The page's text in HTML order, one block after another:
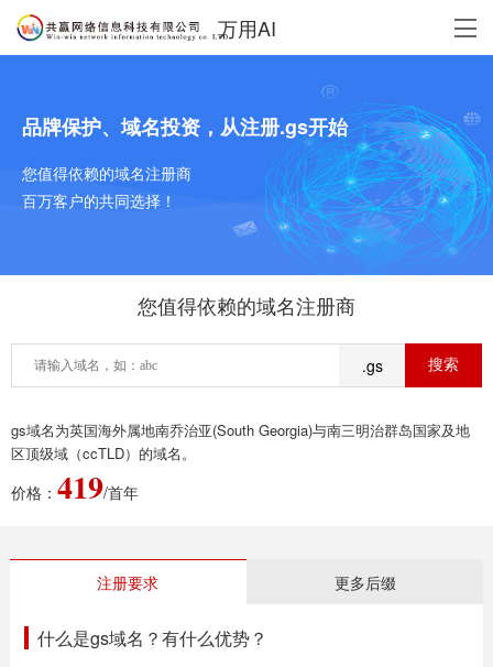
万用AI
品牌保护、域名投资，从注册.gs开始
您值得依赖的域名注册商
百万客户的共同选择！
您值得依赖的域名注册商
.gs
gs域名为英国海外属地南乔治亚(South Georgia)与南三明治群岛国家及地
区顶级域（ccTLD）的域名。
价格： 419/首年
注册要求 更多后缀
什么是gs域名？有什么优势？